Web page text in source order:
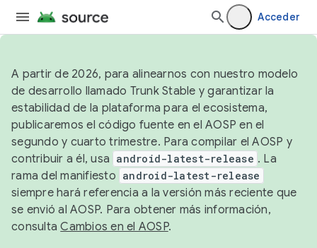
Acceder
A partir de 2026, para alinearnos con nuestro modelo
de desarrollo llamado Trunk Stable y garantizar la
estabilidad de la plataforma para el ecosistema,
publicaremos el código fuente en el AOSP en el
segundo y cuarto trimestre. Para compilar el AOSP y
contribuir a él, usa android-latest-release . La
rama del manifiesto android-latest-release
siempre hará referencia a la versión más reciente que
se envió al AOSP. Para obtener más información,
consultaCambios en el AOSP.